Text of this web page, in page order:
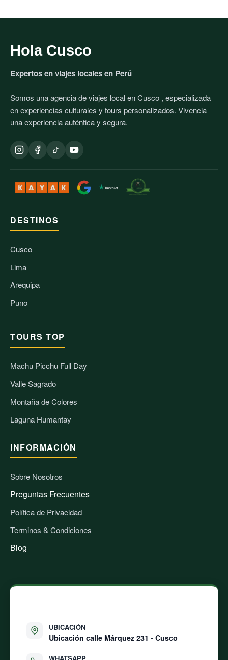
Hola Cusco
Expertos en viajes locales en Perú
Somos una agencia de viajes local enCusco , especializada
en experiencias culturales y tours personalizados. Vivencia
una experiencia auténtica y segura.
DESTINOS
Cusco
Lima
Arequipa
Puno
TOURS TOP
Machu Picchu Full Day
Valle Sagrado
Montaña de Colores
Laguna Humantay
INFORMACIÓN
Sobre Nosotros
Preguntas Frecuentes
Política de Privacidad
Terminos & Condiciones
Blog
UBICACIÓN
Ubicación calle Márquez 231 - Cusco